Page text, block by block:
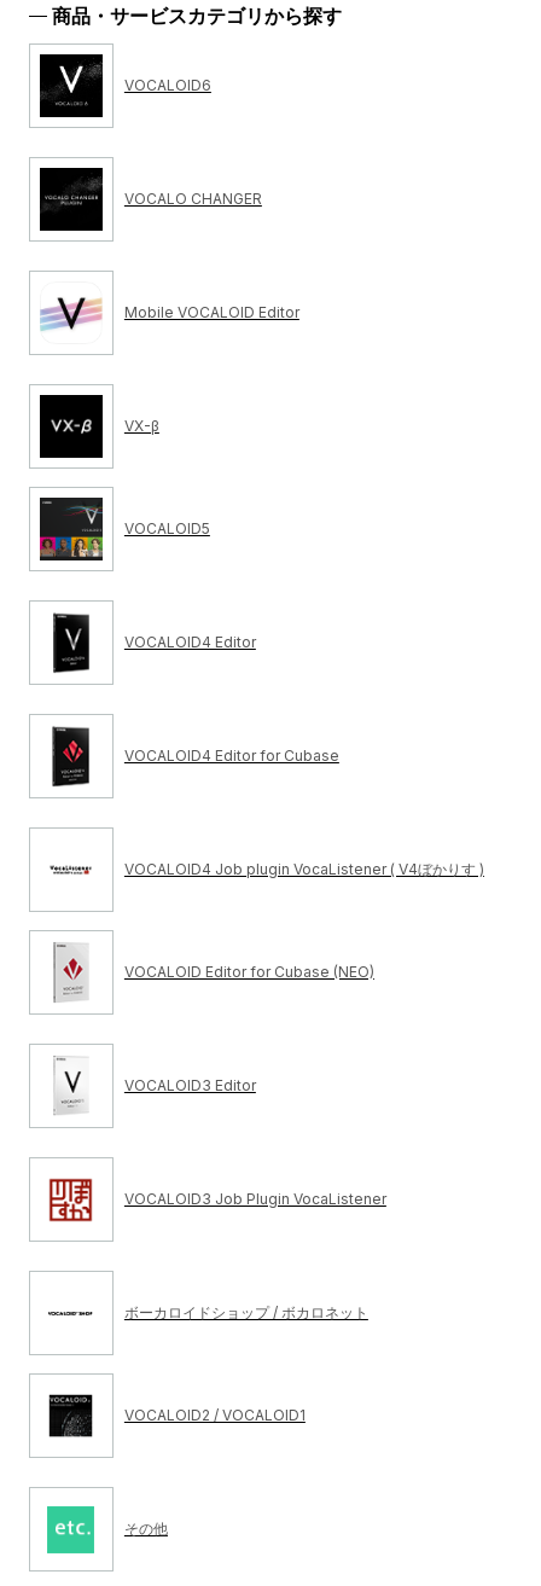
商品・サービスカテゴリから探す
VOCALOID6
VOCALO CHANGER
Mobile VOCALOID Editor
VX-β
VOCALOID5
VOCALOID4 Editor
VOCALOID4 Editor for Cubase
VOCALOID4 Job plugin VocaListener ( V4ぼかりす )
VOCALOID Editor for Cubase (NEO)
VOCALOID3 Editor
VOCALOID3 Job Plugin VocaListener
ボーカロイドショップ / ボカロネット
VOCALOID2 / VOCALOID1
その他